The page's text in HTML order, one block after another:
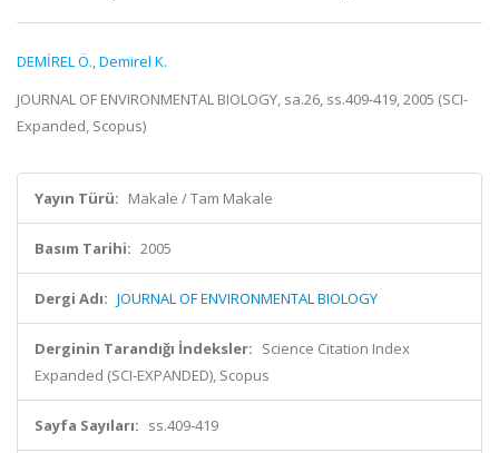
DEMİREL Ö.,Demirel K.
JOURNAL OF ENVIRONMENTAL BIOLOGY, sa.26, ss.409-419, 2005 (SCI-
Expanded, Scopus)
Yayın Türü: Makale / Tam Makale
Basım Tarihi: 2005
Dergi Adı: JOURNAL OF ENVIRONMENTAL BIOLOGY
Derginin Tarandığı İndeksler: Science Citation Index
Expanded (SCI-EXPANDED), Scopus
Sayfa Sayıları: ss.409-419